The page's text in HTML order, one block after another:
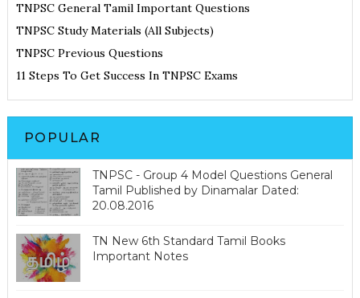
TNPSC General Tamil Important Questions
TNPSC Study Materials (All Subjects)
TNPSC Previous Questions
11 Steps To Get Success In TNPSC Exams
POPULAR
TNPSC - Group 4 Model Questions General
Tamil Published by Dinamalar Dated:
20.08.2016
TN New 6th Standard Tamil Books
Important Notes